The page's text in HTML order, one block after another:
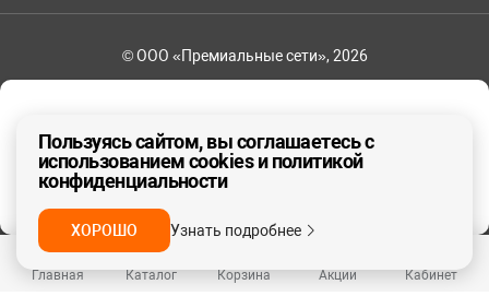
Главная Каталог Корзина Акции Кабинет
ДА, ВЕРНО
© ООО «Премиальные сети», 2026
Пользуясь сайтом, вы соглашаетесь с
использованием cookies и политикой
конфиденциальности
ХОРОШО Узнать подробнее